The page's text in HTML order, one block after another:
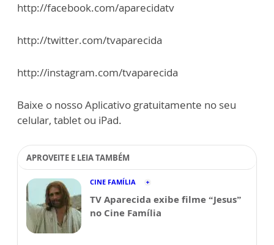
http://facebook.com/aparecidatv
http://twitter.com/tvaparecida
http://instagram.com/tvaparecida
Baixe o nosso Aplicativo gratuitamente no seu
celular, tablet ou iPad.
APROVEITE E LEIA TAMBÉM
CINE FAMÍLIA
TV Aparecida exibe filme “Jesus”
no Cine Família